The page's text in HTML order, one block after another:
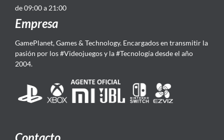
de 09:00 a 21:00
Empresa
GamePlanet, Games & Technology. Encargados en transmitir la
pasión por los #Videojuegos y la #Tecnología desde el año
2004.
Contacto